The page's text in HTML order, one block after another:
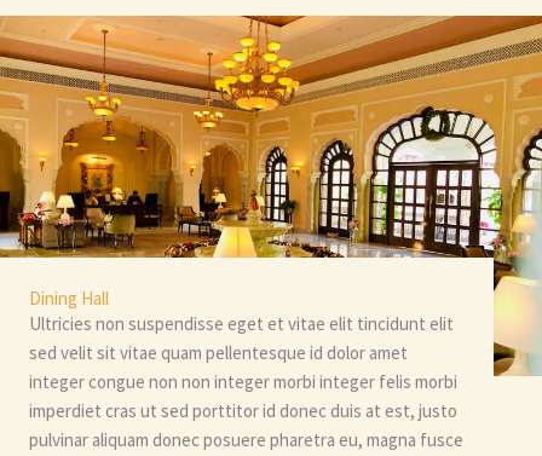
Dining Hall
Ultricies non suspendisse eget et vitae elit tincidunt elit
sed velit sit vitae quam pellentesque id dolor amet
integer congue non non integer morbi integer felis morbi
imperdiet cras ut sed porttitor id donec duis at est, justo
pulvinar aliquam donec posuere pharetra eu, magna fusce